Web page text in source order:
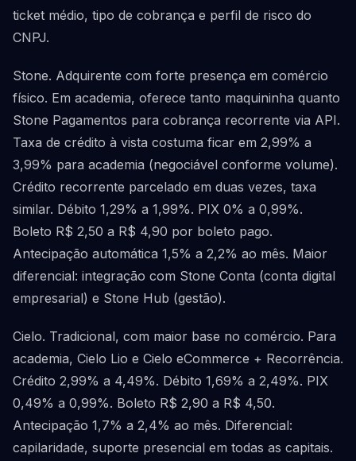
ticket médio, tipo de cobrança e perfil de risco do
CNPJ.
Stone. Adquirente com forte presença em comércio
físico. Em academia, oferece tanto maquininha quanto
Stone Pagamentos para cobrança recorrente via API.
Taxa de crédito à vista costuma ficar em 2,99% a
3,99% para academia (negociável conforme volume).
Crédito recorrente parcelado em duas vezes, taxa
similar. Débito 1,29% a 1,99%. PIX 0% a 0,99%.
Boleto R$ 2,50 a R$ 4,90 por boleto pago.
Antecipação automática 1,5% a 2,2% ao mês. Maior
diferencial: integração com Stone Conta (conta digital
empresarial) e Stone Hub (gestão).
Cielo. Tradicional, com maior base no comércio. Para
academia, Cielo Lio e Cielo eCommerce + Recorrência.
Crédito 2,99% a 4,49%. Débito 1,69% a 2,49%. PIX
0,49% a 0,99%. Boleto R$ 2,90 a R$ 4,50.
Antecipação 1,7% a 2,4% ao mês. Diferencial:
capilaridade, suporte presencial em todas as capitais.